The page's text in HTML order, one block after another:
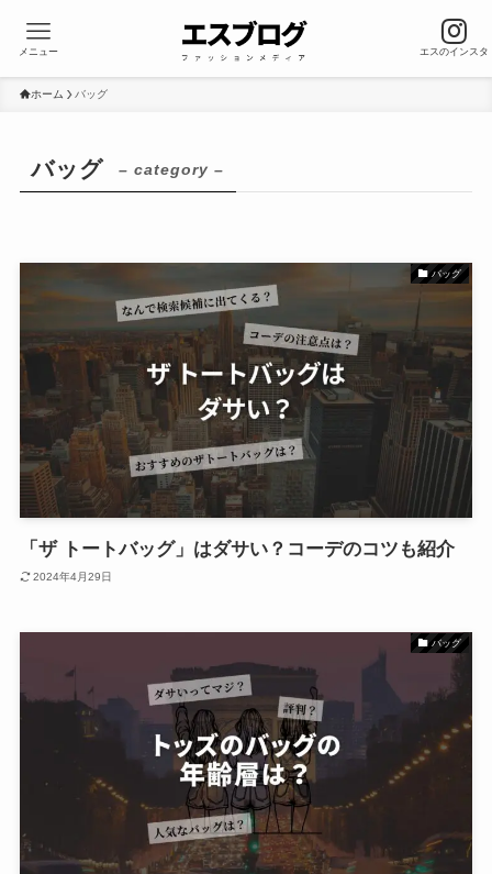
エスのインスタ
メニュー
ホーム バッグ
バッグ – category –
バッグ
「ザ トートバッグ」はダサい？コーデのコツも紹介
2024年4月29日
バッグ